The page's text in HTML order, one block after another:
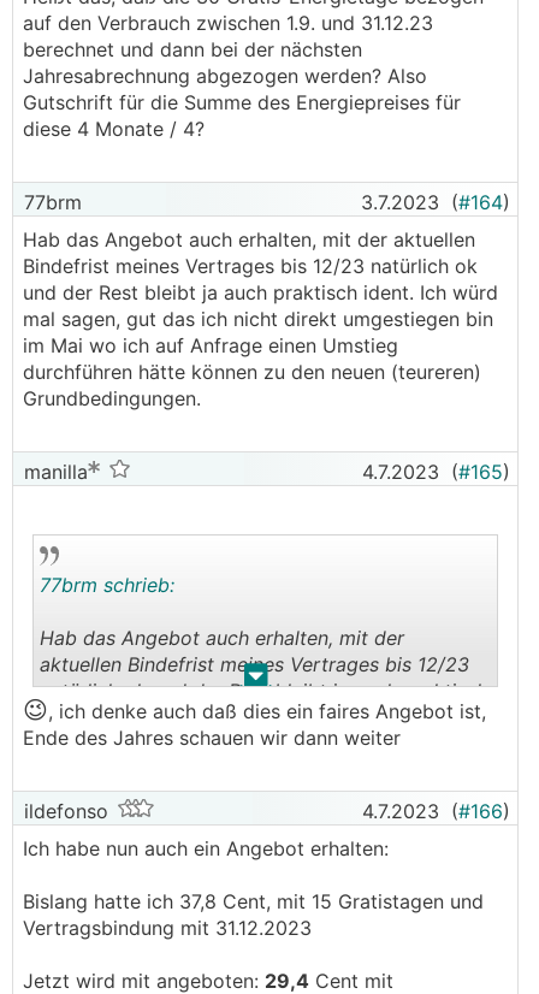
auf den Verbrauch zwischen 1.9. und 31.12.23
berechnet und dann bei der nächsten
Jahresabrechnung abgezogen werden? Also
Gutschrift für die Summe des Energiepreises für
diese 4 Monate / 4?
77brm 3.7.2023 (#164)
Hab das Angebot auch erhalten, mit der aktuellen
Bindefrist meines Vertrages bis 12/23 natürlich ok
und der Rest bleibt ja auch praktisch ident. Ich würd
mal sagen, gut das ich nicht direkt umgestiegen bin
im Mai wo ich auf Anfrage einen Umstieg
durchführen hätte können zu den neuen (teureren)
Grundbedingungen.
manilla 4.7.2023 (#165)
. .
77brm schrieb:
Hab das Angebot auch erhalten, mit der
aktuellen Bindefrist meines Vertrages bis 12/23
natürlich ok und der Rest bleibt ja auch praktisch
ident. Ich würd mal sagen, gut das ich nicht
direkt umgestiegen bin im Mai wo ich auf
zu den neuen (teureren) Grundbedingungen.
😉, ich denke auch daß dies ein faires Angebot ist,
Ende des Jahres schauen wir dann weiter
ildefonso 4.7.2023 (#166)
Ich habe nun auch ein Angebot erhalten:
Bislang hatte ich 37,8 Cent, mit 15 Gratistagen und
Vertragsbindung mit 31.12.2023
Jetzt wird mit angeboten: 29,4 Cent mit